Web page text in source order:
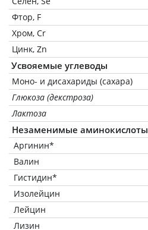
Фтор, F
Хром, Cr
Цинк, Zn
Усвояемые углеводы
Моно- и дисахариды (сахара)
Глюкоза (декстроза)
Лактоза
Незаменимые аминокислоты
Аргинин*
Валин
Гистидин*
Изолейцин
Лейцин
Лизин